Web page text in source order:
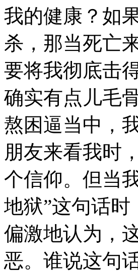
我的健康？如
杀，那当死亡
要将我彻底击
确实有点儿毛
熬困逼当中，
朋友来看我时
个信仰。但当
地狱”这句话
偏激地认为，
恶。谁说这句